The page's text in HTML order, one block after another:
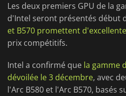
Les deux premiers GPU de la
d'Intel seront présentés début
et B570 promettent
prix compétitifs.
Intel a confirmé que la gamme
dévoilée le 3 décembre, avec
l'Arc B580 et l'Arc B570, basés